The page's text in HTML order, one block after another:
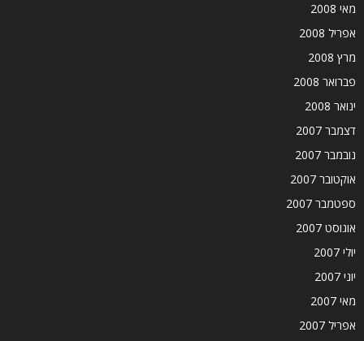
מאי 2008
אפריל 2008
מרץ 2008
פברואר 2008
ינואר 2008
דצמבר 2007
נובמבר 2007
אוקטובר 2007
ספטמבר 2007
אוגוסט 2007
יולי 2007
יוני 2007
מאי 2007
אפריל 2007